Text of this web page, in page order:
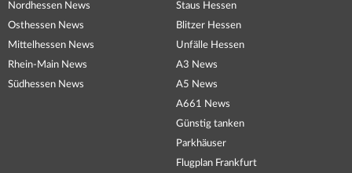
Nordhessen News
Osthessen News
Mittelhessen News
Rhein-Main News
Südhessen News
Staus Hessen
Blitzer Hessen
Unfälle Hessen
A3 News
A5 News
A661 News
Günstig tanken
Parkhäuser
Flugplan Frankfurt